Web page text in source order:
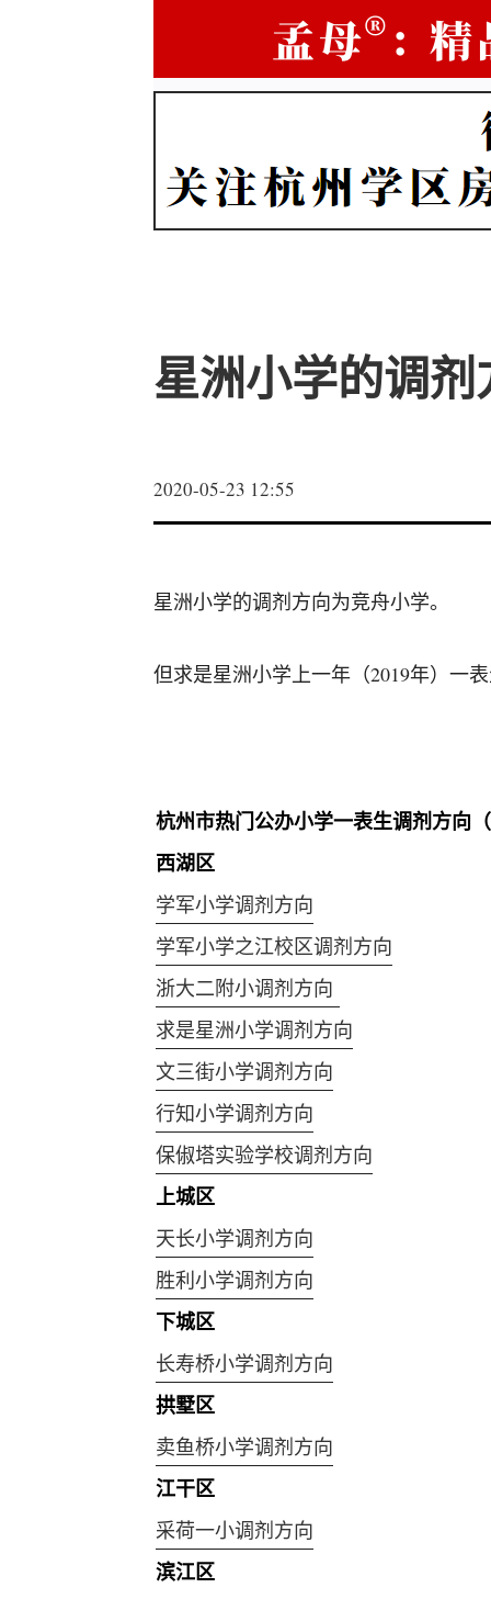
星洲小学的调剂
2020-05-23 12:55
星洲小学的调剂方向为竞舟小学。
但求是星洲小学上一年（2019年）一
杭州市热门公办小学一表生调剂方向
西湖区
学军小学调剂方向
学军小学之江校区调剂方向
浙大二附小调剂方向
求是星洲小学调剂方向
文三街小学调剂方向
行知小学调剂方向
保俶塔实验学校调剂方向
上城区
天长小学调剂方向
胜利小学调剂方向
下城区
长寿桥小学调剂方向
拱墅区
卖鱼桥小学调剂方向
江干区
采荷一小调剂方向
滨江区